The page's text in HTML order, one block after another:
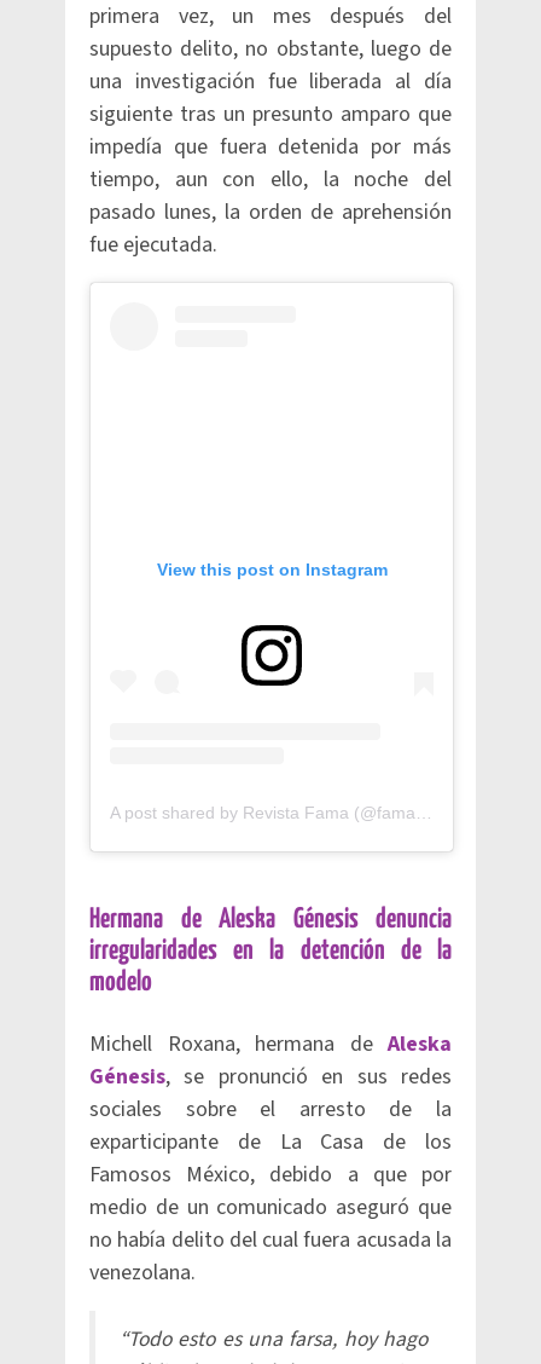
primera vez, un mes después del
supuesto delito, no obstante, luego de
una investigación fue liberada al día
siguiente tras un presunto amparo que
impedía que fuera detenida por más
tiempo, aun con ello, la noche del
pasado lunes, la orden de aprehensión
fue ejecutada.
View this post on Instagram
A post shared by Revista Fama (@famamilenio)
Hermana de Aleska Génesis denuncia
irregularidades en la detención de la
modelo
Michell Roxana, hermana deAleska
Génesis, se pronunció en sus redes
sociales sobre el arresto de la
exparticipante de La Casa de los
Famosos México, debido a que por
medio de un comunicado aseguró que
no había delito del cual fuera acusada la
venezolana.
“Todo esto es una farsa, hoy hago